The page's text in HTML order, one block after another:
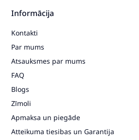
Informācija
Kontakti
Par mums
Atsauksmes par mums
FAQ
Blogs
Zīmoli
Apmaksa un piegāde
Atteikuma tiesibas un Garantija